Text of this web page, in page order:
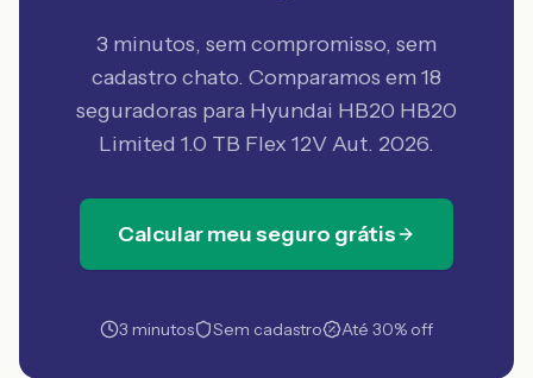
3 minutos, sem compromisso, sem
cadastro chato. Comparamos em 18
seguradoras para Hyundai HB20 HB20
Limited 1.0 TB Flex 12V Aut. 2026.
Calcular meu seguro grátis
3 minutos Sem cadastro Até 30% off